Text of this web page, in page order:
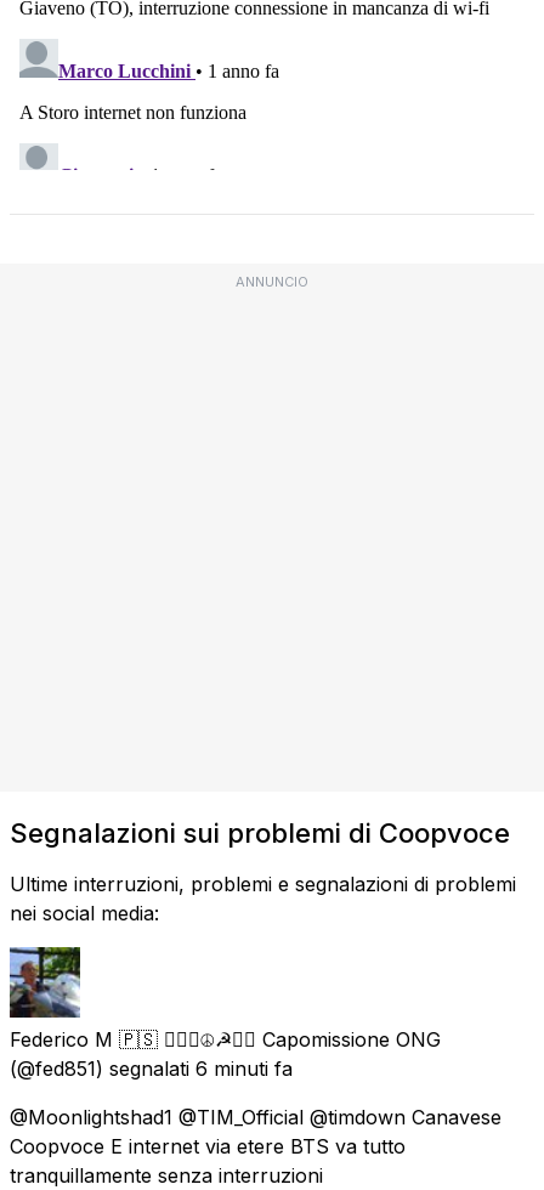
ANNUNCIO
Segnalazioni sui problemi di Coopvoce
Ultime interruzioni, problemi e segnalazioni di problemi
nei social media:
Federico M 🇵🇸 ✊🏿🌈☮️☭🏴‍☠️ Capomissione ONG
(@fed851) segnalati 6 minuti fa
@Moonlightshad1 @TIM_Official @timdown Canavese
Coopvoce E internet via etere BTS va tutto
tranquillamente senza interruzioni